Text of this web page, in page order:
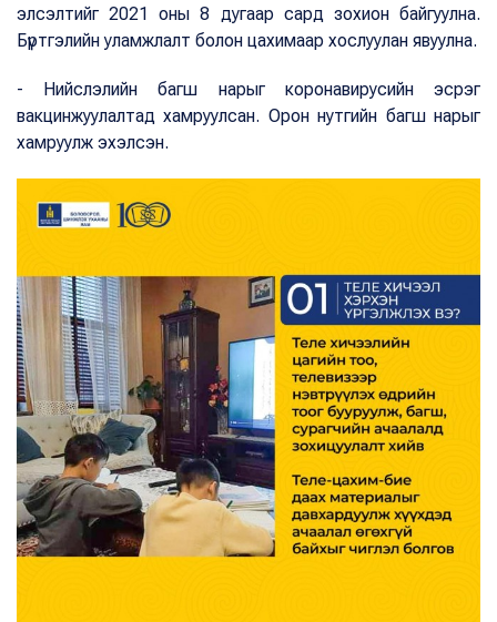
элсэлтийг 2021 оны 8 дугаар сард зохион байгуулна.
Бүртгэлийн уламжлалт болон цахимаар хослуулан явуулна.
- Нийслэлийн багш нарыг коронавирусийн эсрэг
вакцинжуулалтад хамруулсан. Орон нутгийн багш нарыг
хамруулж эхэлсэн.